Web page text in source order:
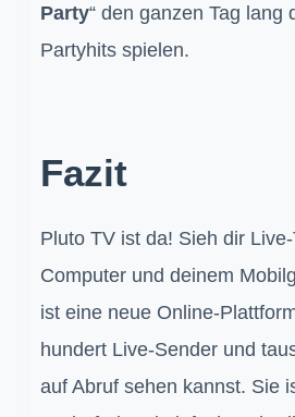
Party“ den ganzen Tag lang
Partyhits spielen.
Fazit
Pluto TV ist da! Sieh dir
Computer und deinem
ist eine neue Online-
hundert Live-Sender und
auf Abruf sehen kannst. Sie